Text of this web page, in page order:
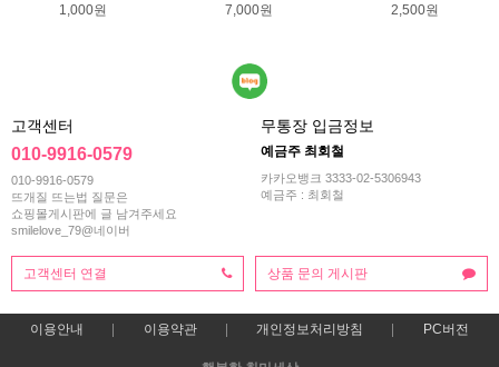
1,000원
7,000원
2,500원
고객센터
010-9916-0579
010-9916-0579
뜨개질 뜨는법 질문은
쇼핑몰게시판에 글 남겨주세요
smilelove_79@네이버
무통장 입금정보
예금주 최회철
카카오뱅크 3333-02-5306943
예금주 : 최회철
고객센터 연결 상품 문의 게시판
이용안내 이용약관 개인정보처리방침 PC버전